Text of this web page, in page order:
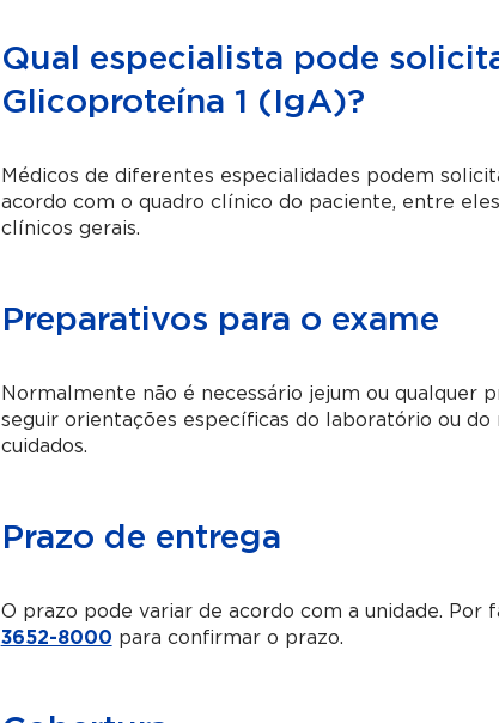
Qual especialista pode
Glicoproteína 1 (IgA)?
Médicos de diferentes especialidades podem
acordo com o quadro clínico do paciente, entre
clínicos gerais.
Preparativos para o exame
Normalmente não é necessário jejum ou qualquer
seguir orientações específicas do laboratório ou
cuidados.
Prazo de entrega
O prazo pode variar de acordo com a unidade.
3652-8000 para confirmar o prazo.